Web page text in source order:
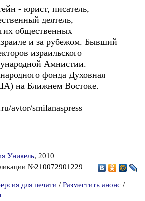
- юрист, писатель,
деятель,
общественных
и за рубежом. Бывший
израильского
Амнистии.
фонда Духовная
на Ближнем Востоке.
avtor/smilanaspress
Уникель, 2010
№210072901229
для печати / Разместить анонс /